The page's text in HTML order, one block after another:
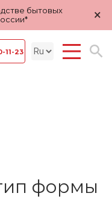
бытовых
×
11-23
формы